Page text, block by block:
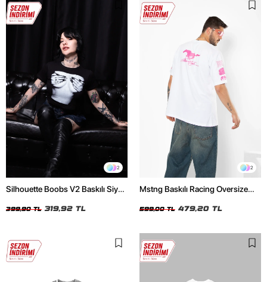
2
Silhouette Boobs V2 Baskılı Siyah
399,90 TL 319,92 TL
2
Mstng Baskılı Racing Oversize
599,00 TL 479,20 TL